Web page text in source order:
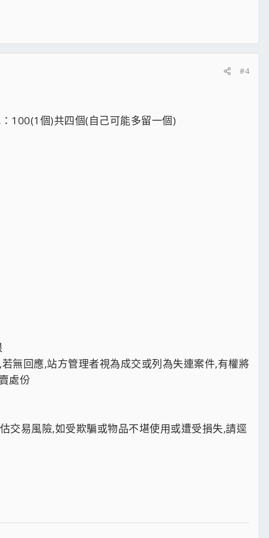
#4
100(1個)共四個(自己可能多留一個)
無回應,站方管理者視為成交或列為失連案件,有權將
處份
交易風險,如受欺騙或物品不堪使用或遭受損失,請逕